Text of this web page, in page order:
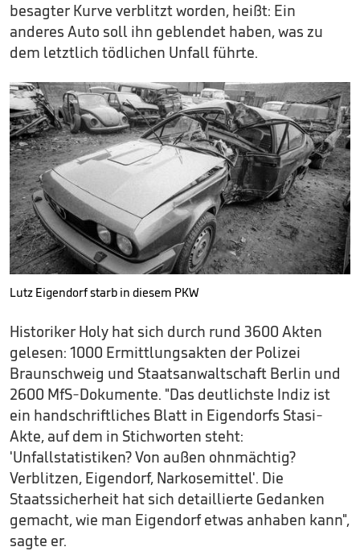
besagter Kurve verblitzt worden, heißt: Ein
anderes Auto soll ihn geblendet haben, was zu
dem letztlich tödlichen Unfall führte.
Lutz Eigendorf starb in diesem PKW
Historiker Holy hat sich durch rund 3600 Akten
gelesen: 1000 Ermittlungsakten der Polizei
Braunschweig und Staatsanwaltschaft Berlin und
2600 MfS-Dokumente. "Das deutlichste Indiz ist
ein handschriftliches Blatt in Eigendorfs Stasi-
Akte, auf dem in Stichworten steht:
'Unfallstatistiken? Von außen ohnmächtig?
Verblitzen, Eigendorf, Narkosemittel'. Die
Staatssicherheit hat sich detaillierte Gedanken
gemacht, wie man Eigendorf etwas anhaben kann",
sagte er.